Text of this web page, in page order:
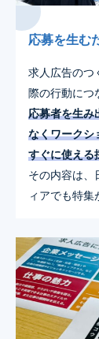
応募を生む
求人広告のつ
際の行動につ
応募者を生み
なくワークシ
すぐに使える
その内容は、
ィアでも特集